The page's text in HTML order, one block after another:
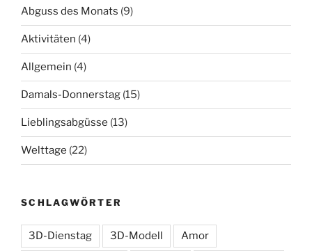
Abguss des Monats (9)
Aktivitäten (4)
Allgemein (4)
Damals-Donnerstag (15)
Lieblingsabgüsse (13)
Welttage (22)
SCHLAGWÖRTER
3D-Dienstag 3D-Modell Amor